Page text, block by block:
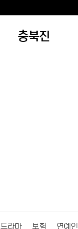
충북진
드라마 보험 연예인